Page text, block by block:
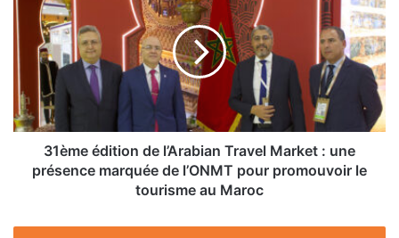
Ouarzazate
l’Arabian
Travel
Market : une
présence
marquée
de
l’ONMT
promouvoir
31ème édition de l’Arabian Travel Market : une
présence marquée de l’ONMT pour promouvoir le
tourisme au Maroc